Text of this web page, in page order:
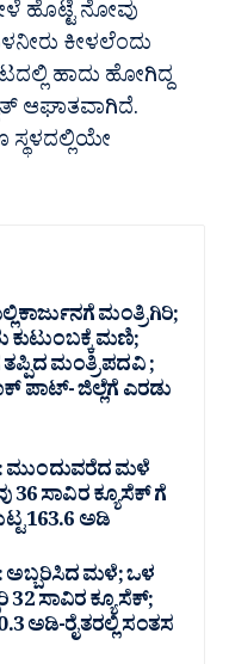
ಹೊಟ್ಟೆ ನೋವು
ಕೀಳಲೆಂದು
ಹಾದು ಹೋಗಿದ್ದ
ಆಘಾತವಾಗಿದೆ.
ಸ್ಥಳದಲ್ಲಿಯೇ
ಮಂತ್ರಿಗಿರಿ;
ಕುಟುಂಬಕ್ಕೆ ಮಣಿ;
ಮಂತ್ರಿ ಪದವಿ ;
ಪಾಟ್- ಜಿಲ್ಲೆಗೆ ಎರಡು
ಮುಂದುವರೆದ ಮಳೆ
36 ಸಾವಿರ‌ ಕ್ಯೂಸೆಕ್ ಗೆ
163.6 ಅಡಿ
ಅಬ್ಬರಿಸಿದ ಮಳೆ; ಒಳ
ಸಾವಿರ‌ ಕ್ಯೂಸೆಕ್;
ಅಡಿ-ರೈತರಲ್ಲಿ ಸಂತಸ